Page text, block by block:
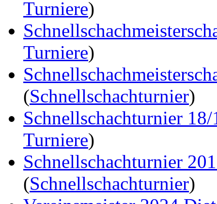
Turniere)
Turniere)
(Schnellschachturnier)
Schnellschachturnier
Turniere)
Schnellschachturnier
(Schnellschachturnier)